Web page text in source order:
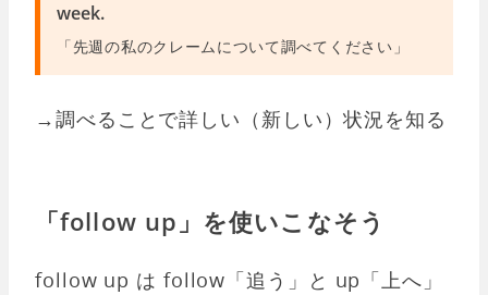
week.
「先週の私のクレームについて調べてください」
→調べることで詳しい（新しい）状況を知る
「follow up」を使いこなそう
follow up は follow「追う」と up「上へ」